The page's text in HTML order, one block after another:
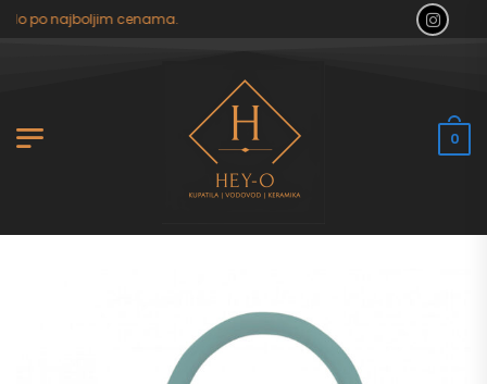
po najboljim cenama.
0